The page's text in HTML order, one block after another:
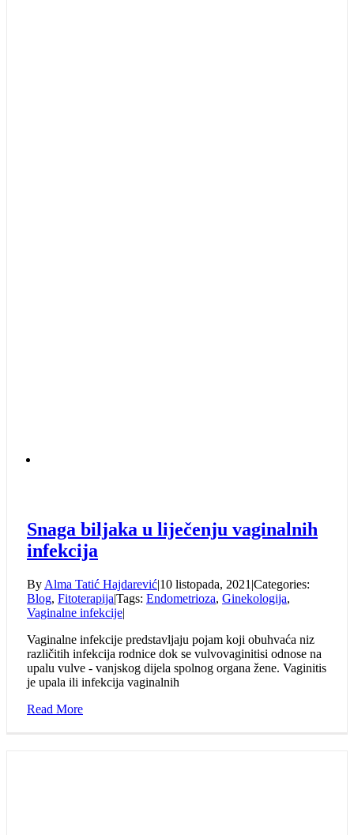
Snaga biljaka u liječenju vaginalnih
infekcija
By Alma Tatić Hajdarević|10 listopada, 2021 |Categories:
Blog, Fitoterapija|Tags: Endometrioza, Ginekologija,
Vaginalne infekcije|
Vaginalne infekcije predstavljaju pojam koji obuhvaća niz
različitih infekcija rodnice dok se vulvovaginitisi odnose na
upalu vulve - vanjskog dijela spolnog organa žene. Vaginitis
je upala ili infekcija vaginalnih
Read More